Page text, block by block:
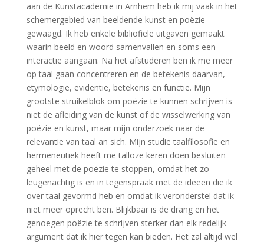
aan de Kunstacademie in Arnhem heb ik mij vaak in het
schemergebied van beeldende kunst en poëzie
gewaagd. Ik heb enkele bibliofiele uitgaven gemaakt
waarin beeld en woord samenvallen en soms een
interactie aangaan. Na het afstuderen ben ik me meer
op taal gaan concentreren en de betekenis daarvan,
etymologie, evidentie, betekenis en functie. Mijn
grootste struikelblok om poëzie te kunnen schrijven is
niet de afleiding van de kunst of de wisselwerking van
poëzie en kunst, maar mijn onderzoek naar de
relevantie van taal an sich. Mijn studie taalfilosofie en
hermeneutiek heeft me talloze keren doen besluiten
geheel met de poëzie te stoppen, omdat het zo
leugenachtig is en in tegenspraak met de ideeën die ik
over taal gevormd heb en omdat ik veronderstel dat ik
niet meer oprecht ben. Blijkbaar is de drang en het
genoegen poëzie te schrijven sterker dan elk redelijk
argument dat ik hier tegen kan bieden. Het zal altijd wel